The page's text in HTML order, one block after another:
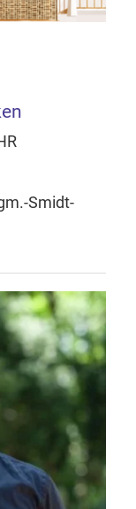
Smidt-